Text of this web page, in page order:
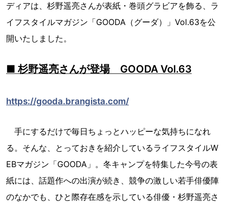
ディアは、杉野遥亮さんが表紙・巻頭グラビアを飾る、ラ
イフスタイルマガジン「GOODA（グーダ）」Vol.63を公
開いたしました。
■ 杉野遥亮さんが登場 GOODA Vol.63
https://gooda.brangista.com/
手にするだけで毎日ちょっとハッピーな気持ちになれ
る。そんな、とっておきを紹介しているライフスタイルW
EBマガジン「GOODA」。冬キャンプを特集した今号の表
紙には、話題作への出演が続き、競争の激しい若手俳優陣
のなかでも、ひと際存在感を示している俳優・杉野遥亮さ